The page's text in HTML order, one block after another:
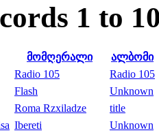
1 to
მომღერალი
ალბომი
Radio 105
Radio 105
Flash
Unknown
Roma Rzxiladze
title
Ibereti
Unknown